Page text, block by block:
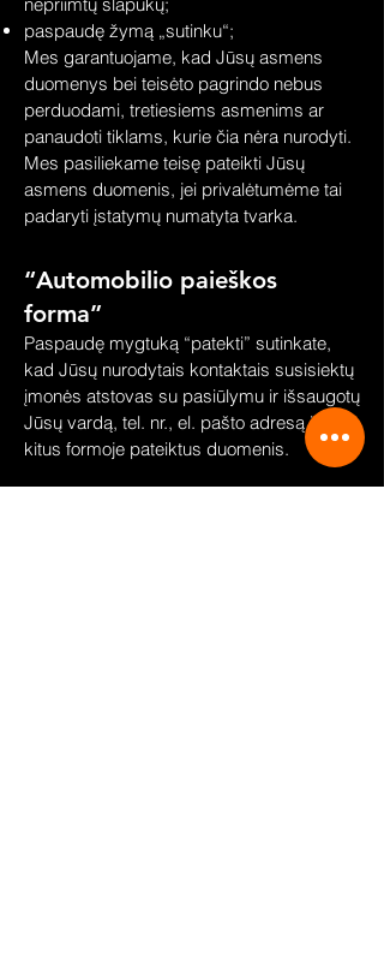
paspaudę žymą „sutinku“;
Mes garantuojame, kad Jūsų asmens
duomenys bei teisėto pagrindo nebus
perduodami, tretiesiems asmenims ar
panaudoti tiklams, kurie čia nėra nurodyti.
Mes pasiliekame teisę pateikti Jūsų
asmens duomenis, jei privalėtumėme tai
padaryti įstatymų numatyta tvarka.
“Automobilio paieškos
forma”
Paspaudę mygtuką “patekti” sutinkate,
kad Jūsų nurodytais kontaktais susisiektų
įmonės atstovas su pasiūlymu ir išsaugotų
Jūsų vardą, tel. nr., el. pašto adresą ir
kitus formoje pateiktus duomenis.